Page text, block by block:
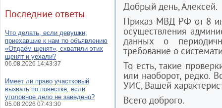
Добрый день, Алексей.
Приказ МВД РФ от 8
осуществления
данных о
требование о
То есть, такие
или наоборот, редко.
УИС, Вашей
Всего доброго.
Последние ответы
Что делать, если девушки,
приехавшие к нам по объявлению
«Отдаём щенят», схватили этих
щенят и уехали?
06.08.2026 14:43:37
Имеет ли право участковый
вызвать по повестке, если
уголовное дело не заведено?
05.08.2026 07:43:30